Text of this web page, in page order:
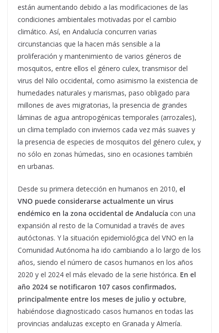
están aumentando debido a las modificaciones de las
condiciones ambientales motivadas por el cambio
climático. Así, en Andalucía concurren varias
circunstancias que la hacen más sensible a la
proliferación y mantenimiento de varios géneros de
mosquitos, entre ellos el género culex, transmisor del
virus del Nilo occidental, como asimismo la existencia de
humedades naturales y marismas, paso obligado para
millones de aves migratorias, la presencia de grandes
láminas de agua antropogénicas temporales (arrozales),
un clima templado con inviernos cada vez más suaves y
la presencia de especies de mosquitos del género culex, y
no sólo en zonas húmedas, sino en ocasiones también
en urbanas.
Desde su primera detección en humanos en 2010, el
VNO puede considerarse actualmente un virus
endémico en la zona occidental de Andalucía con una
expansión al resto de la Comunidad a través de aves
autóctonas. Y la situación epidemiológica del VNO en la
Comunidad Autónoma ha ido cambiando a lo largo de los
años, siendo el número de casos humanos en los años
2020 y el 2024 el más elevado de la serie histórica. En el
año 2024 se notificaron 107 casos confirmados,
principalmente entre los meses de julio y octubre,
habiéndose diagnosticado casos humanos en todas las
provincias andaluzas excepto en Granada y Almería.